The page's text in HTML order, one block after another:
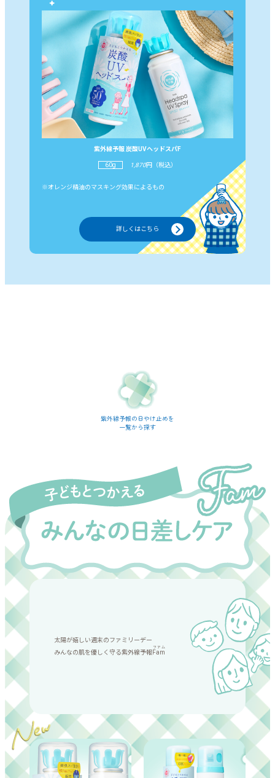
紫外線予報炭酸UVヘッドスパF
60g 1,870円（税込）
※オレンジ精油のマスキング効果によるもの
詳しくはこちら
紫外線予報の日やけ止めを
一覧から探す
太陽が嬉しい週末のファミリーデー
みんなの肌を優しく守る紫外線予報Fam
ファム